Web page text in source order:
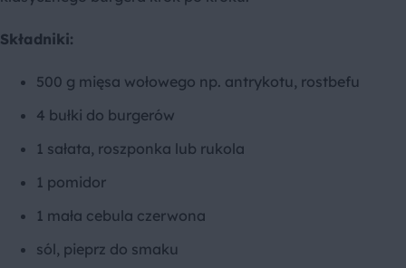
Składniki:
500 g mięsa wołowego np. antrykotu, rostbefu
4 bułki do burgerów
1 sałata, roszponka lub rukola
1 pomidor
1 mała cebula czerwona
sól, pieprz do smaku